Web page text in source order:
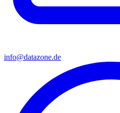
info@datazone.de